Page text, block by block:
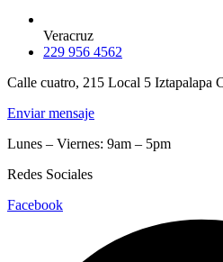
Veracruz
229 956 4562
Calle cuatro, 215 Local 5 Iztapalapa
Enviar mensaje
Lunes – Viernes: 9am – 5pm
Redes Sociales
Facebook